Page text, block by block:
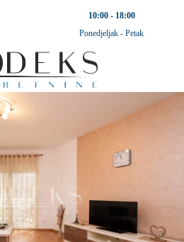
10:00 - 18:00
Ponedjeljak - Petak